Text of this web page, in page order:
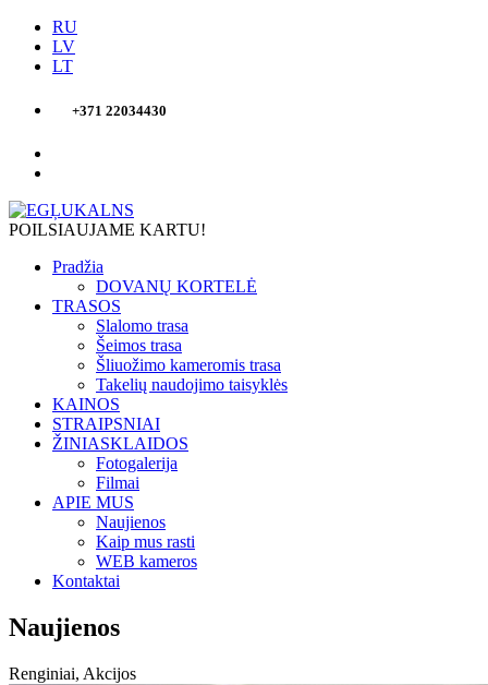
RU
LV
LT
+371 22034430
POILSIAUJAME KARTU!
Pradžia
DOVANŲ KORTELĖ
TRASOS
Slalomo trasa
Šeimos trasa
Šliuožimo kameromis trasa
Takelių naudojimo taisyklės
KAINOS
STRAIPSNIAI
ŽINIASKLAIDOS
Fotogalerija
Filmai
APIE MUS
Naujienos
Kaip mus rasti
WEB kameros
Kontaktai
Naujienos
Renginiai, Akcijos